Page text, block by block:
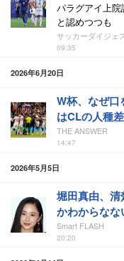
パラグアイ上院
と認めつつも
サッカーダイジェ
09:35
2026年6月20日
W杯、なぜ口
はCLの人種
THE ANSWER
14:47
2026年5月5日
堀田真由、
かわからなな
Smart FLASH
20:20